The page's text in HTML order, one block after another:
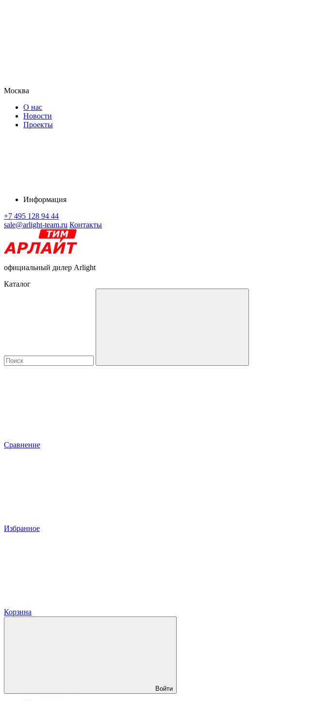
Москва
О нас
Новости
Проекты
Информация
+7 495 128 94 44
sale@arlight-team.ru Контакты
официальный дилер Arlight
Каталог
Сравнение
Избранное
Корзина
Войти